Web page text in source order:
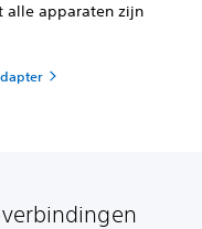
alle apparaten zijn